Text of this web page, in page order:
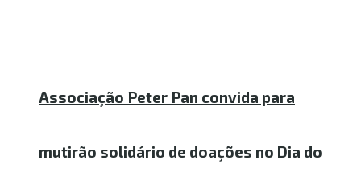
Associação Peter Pan convida para
mutirão solidário de doações no Dia do